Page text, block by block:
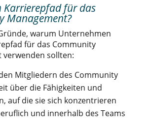
Karrierepfad für das
Management?
warum Unternehmen
für das Community
verwenden sollten:
Mitgliedern des Community
über die Fähigkeiten und
auf die sie sich konzentrieren
und innerhalb des Teams